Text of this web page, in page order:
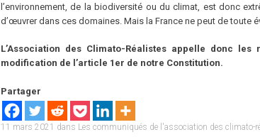
l’environnement, de la biodiversité ou du climat, est donc
d’œuvrer dans ces domaines. Mais la France ne peut de toute
L’Association des Climato-Réalistes appelle donc
modification de l’article 1er de notre Constitution.
Partager
11 mars 2021 dans Les communiqués de l'association des climato-